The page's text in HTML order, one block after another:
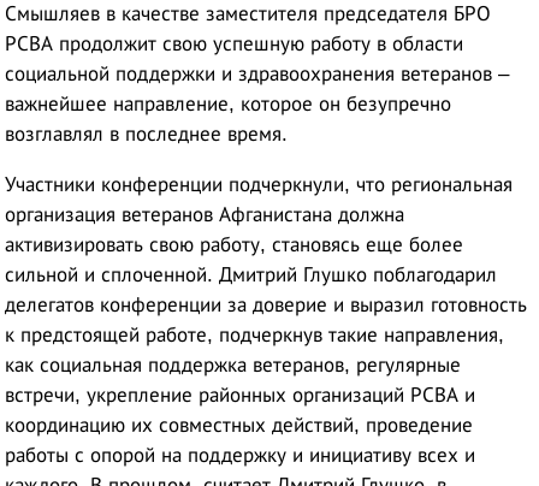
Смышляев в качестве заместителя председателя БРО
РСВА продолжит свою успешную работу в области
социальной поддержки и здравоохранения ветеранов –
важнейшее направление, которое он безупречно
возглавлял в последнее время.
Участники конференции подчеркнули, что региональная
организация ветеранов Афганистана должна
активизировать свою работу, становясь еще более
сильной и сплоченной. Дмитрий Глушко поблагодарил
делегатов конференции за доверие и выразил готовность
к предстоящей работе, подчеркнув такие направления,
как социальная поддержка ветеранов, регулярные
встречи, укрепление районных организаций РСВА и
координацию их совместных действий, проведение
работы с опорой на поддержку и инициативу всех и